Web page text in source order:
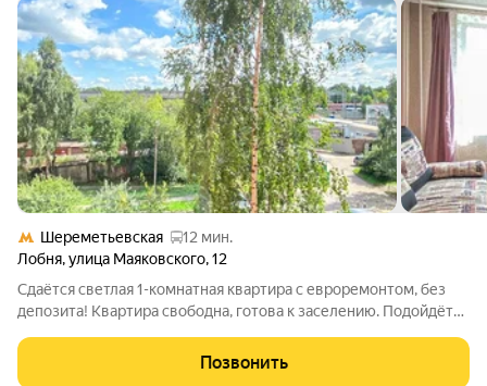
Шереметьевская
12 мин.
Лобня,улица Маяковского,12
Сдаётся светлая 1-комнатная квартира с евроремонтом, без
депозита! Квартира свободна, готова к заселению. Подойдёт
спальня, уютная кухня, лоджия и совмещённый санузел. Полы -
линолеум и плитка,
Позвонить